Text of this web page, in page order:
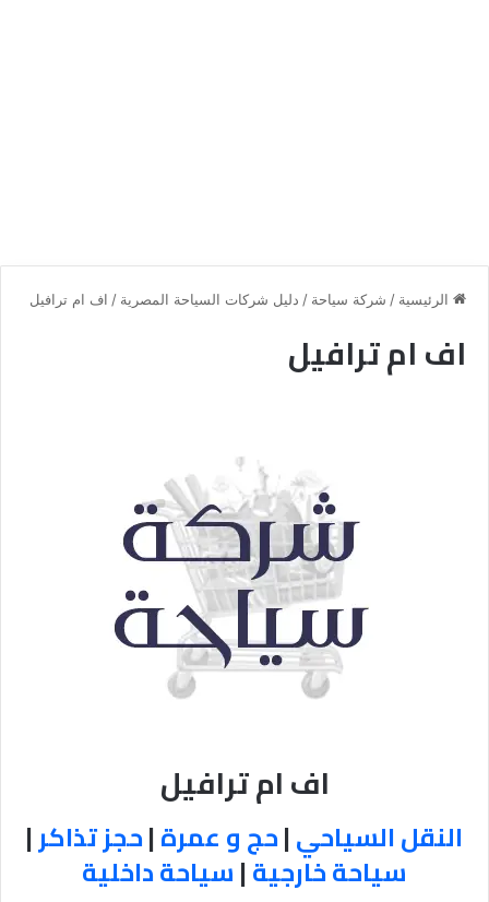
الرئيسية / شركة سياحة / دليل شركات السياحة المصرية / اف ام ترافيل
اف ام ترافيل
اف ام ترافيل
النقل السياحي|حج و عمرة|حجز تذاكر|
سياحة خارجية|سياحة داخلية